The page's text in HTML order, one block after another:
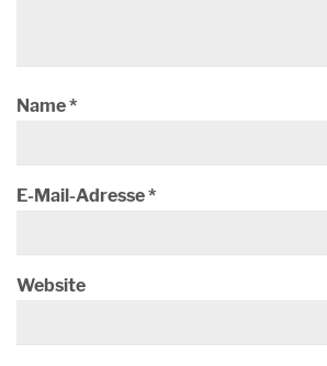
Name*
E-Mail-Adresse*
Website